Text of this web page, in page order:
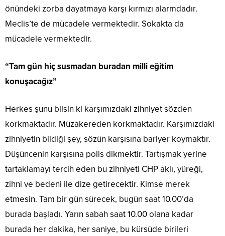
önündeki zorba dayatmaya karşı kırmızı alarmdadır.
Meclis’te de mücadele vermektedir. Sokakta da
mücadele vermektedir.
“Tam gün hiç susmadan buradan milli eğitim
konuşacağız”
Herkes şunu bilsin ki karşımızdaki zihniyet sözden
korkmaktadır. Müzakereden korkmaktadır. Karşımızdaki
zihniyetin bildiği şey, sözün karşısına bariyer koymaktır.
Düşüncenin karşısına polis dikmektir. Tartışmak yerine
tartaklamayı tercih eden bu zihniyeti CHP aklı, yüreği,
zihni ve bedeni ile dize getirecektir. Kimse merek
etmesin. Tam bir gün sürecek, bugün saat 10.00’da
burada başladı. Yarın sabah saat 10.00 olana kadar
burada her dakika, her saniye, bu kürsüde birileri